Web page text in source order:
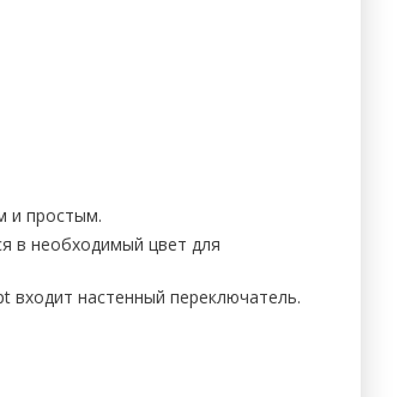
и простым.
в необходимый цвет для
входит настенный переключатель.